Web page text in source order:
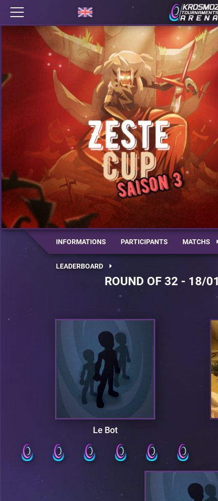
INFORMATIONS PARTICIPANTS MATCHS
LEADERBOARD
ROUND OF 32 - 18/
Le Bot